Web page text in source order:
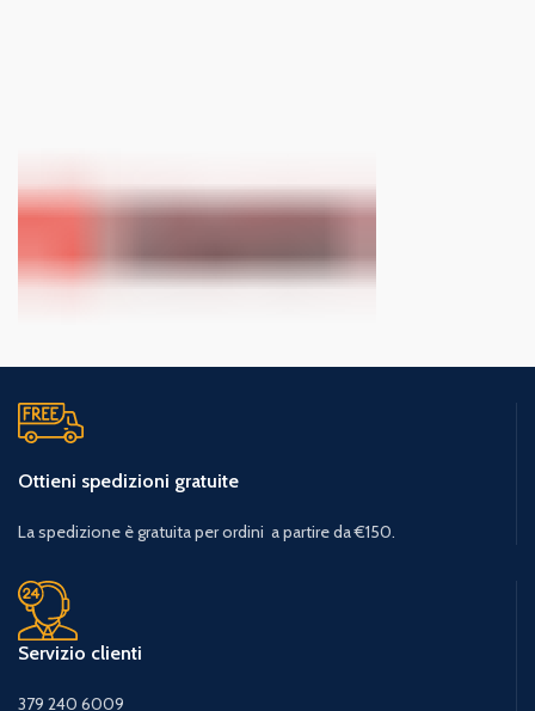
Ottieni spedizioni gratuite
La spedizione è gratuita per ordini a partire da €150.
Servizio clienti
379 240 6009